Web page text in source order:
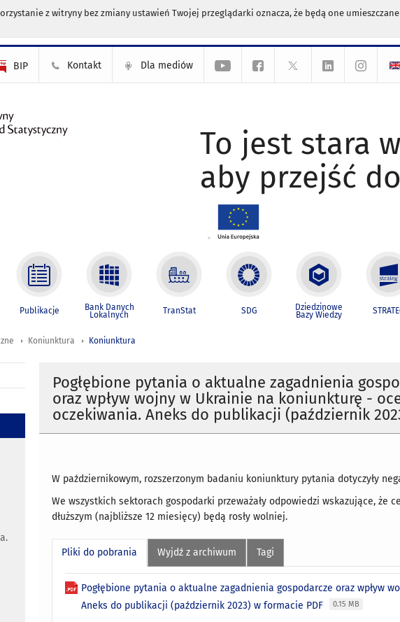
z witryny bez zmiany ustawień Twojej przeglądarki oznacza, że będą one
BIP Kontakt Dla mediów
To jest stara
aby przejść
Publikacje Bank Danych
Lokalnych TranStat SDG Dziedzinowe
Bazy Wiedzy
Koniunktura Koniunktura
Pogłębione pytania o aktualne zagadnienia
oraz wpływ wojny w Ukrainie na koniunkturę -
oczekiwania. Aneks do publikacji (październik
W październikowym, rozszerzonym badaniu koniunktury pytania dotyczyły
We wszystkich sektorach gospodarki przeważały odpowiedzi wskazujące,
dłuższym (najbliższe 12 miesięcy) będą rosły wolniej.
Pliki do pobrania Wyjdź z archiwum Tagi
Pogłębione pytania o aktualne zagadnienia gospodarcze oraz wpływ
Aneks do publikacji (październik 2023) w formacie PDF
0.15 MB